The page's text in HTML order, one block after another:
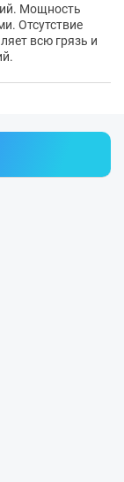
пилосос
а й
Aqua.
результатів.
Мощность
Отсутствие
всю грязь и